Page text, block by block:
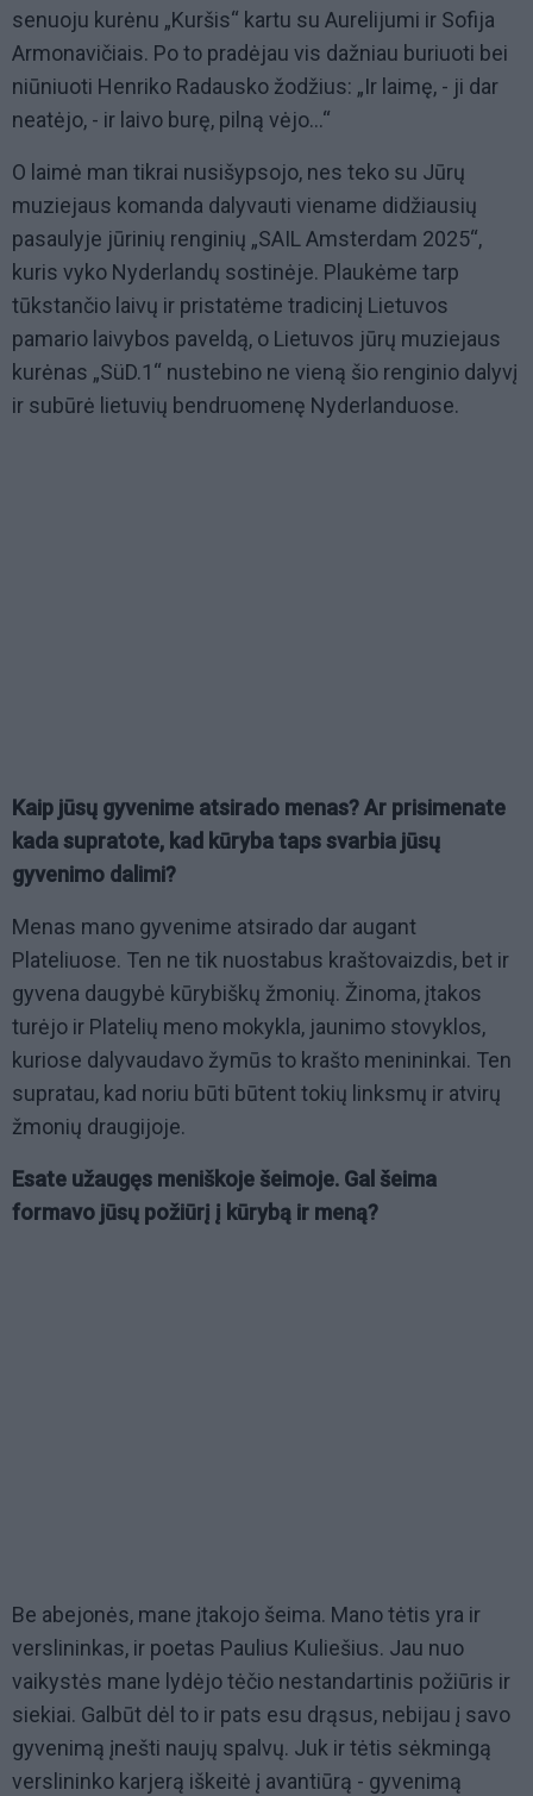
senuoju kurėnu „Kuršis“ kartu su Aurelijumi ir Sofija
Armonavičiais. Po to pradėjau vis dažniau buriuoti bei
niūniuoti Henriko Radausko žodžius: „Ir laimę, - ji dar
neatėjo, - ir laivo burę, pilną vėjo...“
O laimė man tikrai nusišypsojo, nes teko su Jūrų
muziejaus komanda dalyvauti viename didžiausių
pasaulyje jūrinių renginių „SAIL Amsterdam 2025“,
kuris vyko Nyderlandų sostinėje. Plaukėme tarp
tūkstančio laivų ir pristatėme tradicinį Lietuvos
pamario laivybos paveldą, o Lietuvos jūrų muziejaus
kurėnas „SüD.1“ nustebino ne vieną šio renginio dalyvį
ir subūrė lietuvių bendruomenę Nyderlanduose.
Kaip jūsų gyvenime atsirado menas? Ar prisimenate
kada supratote, kad kūryba taps svarbia jūsų
gyvenimo dalimi?
Menas mano gyvenime atsirado dar augant
Plateliuose. Ten ne tik nuostabus kraštovaizdis, bet ir
gyvena daugybė kūrybiškų žmonių. Žinoma, įtakos
turėjo ir Platelių meno mokykla, jaunimo stovyklos,
kuriose dalyvaudavo žymūs to krašto menininkai. Ten
supratau, kad noriu būti būtent tokių linksmų ir atvirų
žmonių draugijoje.
Esate užaugęs meniškoje šeimoje. Gal šeima
formavo jūsų požiūrį į kūrybą ir meną?
Be abejonės, mane įtakojo šeima. Mano tėtis yra ir
verslininkas, ir poetas Paulius Kuliešius. Jau nuo
vaikystės mane lydėjo tėčio nestandartinis požiūris ir
siekiai. Galbūt dėl to ir pats esu drąsus, nebijau į savo
gyvenimą įnešti naujų spalvų. Juk ir tėtis sėkmingą
verslininko karjerą iškeitė į avantiūrą - gyvenimą